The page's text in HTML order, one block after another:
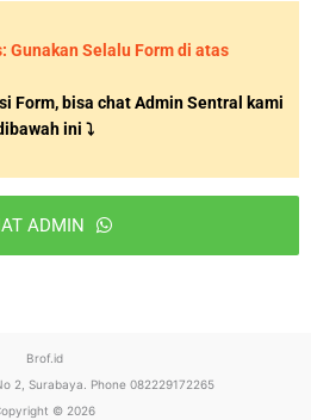
Gunakan Selalu Form di atas
Form, bisa chat Admin Sentral kami
ini ⤵
ADMIN
Brof.id
2, Surabaya. Phone 082229172265
© 2026